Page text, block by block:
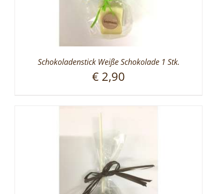
Schokoladenstick Weiße Schokolade 1 Stk.
€ 2,90